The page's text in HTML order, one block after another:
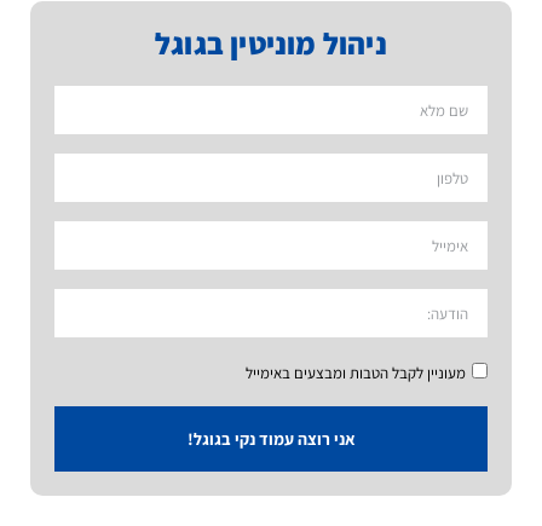
ניהול מוניטין בגוגל
מעוניין לקבל הטבות ומבצעים באימייל
אני רוצה עמוד נקי בגוגל!